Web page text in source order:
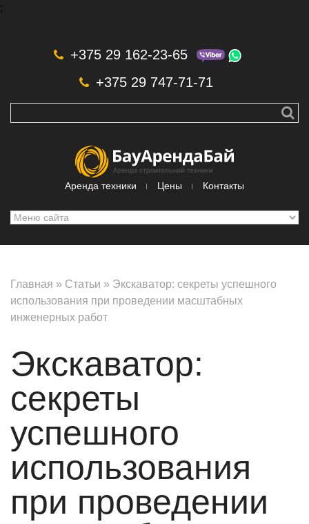
;
+375 29 162-23-65
+375 29 747-71-71
Аренда техники Цены Контакты
Главная » Статьи » Экскаватор: секреты успешного
использования при проведении масштабных
инженерных работ
Экскаватор:
секреты
успешного
использования
при проведении